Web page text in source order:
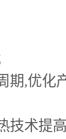
期,优化
技术提